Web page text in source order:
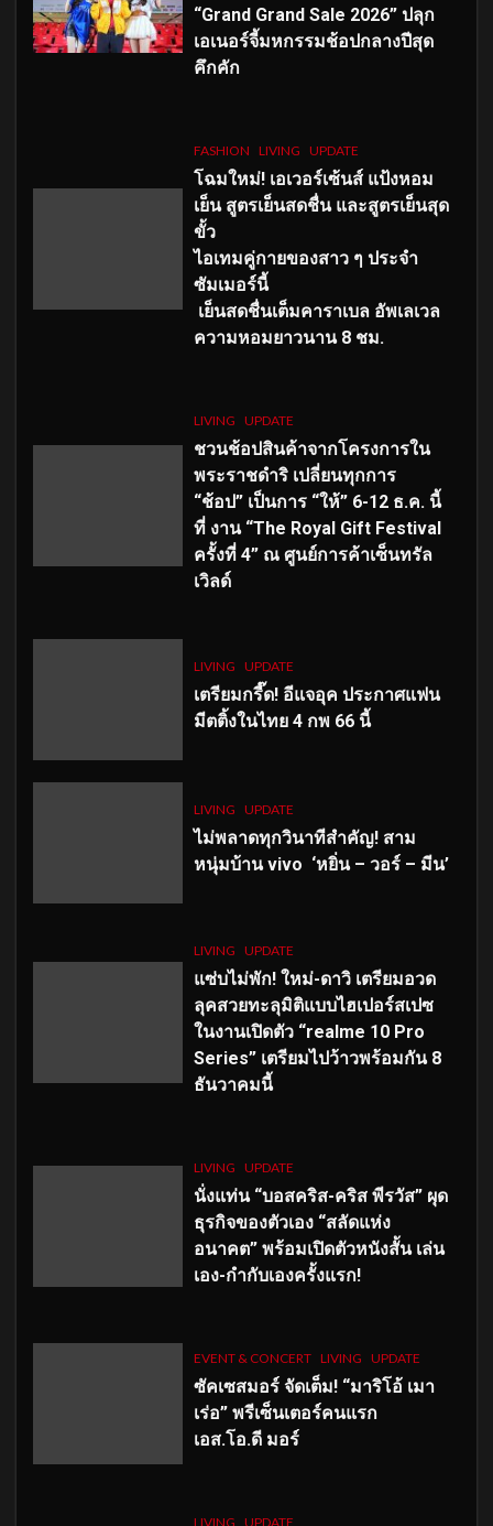
“Grand Grand Sale 2026” ปลุก
เอเนอร์จี้มหกรรมช้อปกลางปีสุด
คึกคัก
FASHION LIVING UPDATE
โฉมใหม่! เอเวอร์เซ้นส์ แป้งหอม
เย็น สูตรเย็นสดชื่น และสูตรเย็นสุด
ขั้ว
ไอเทมคู่กายของสาว ๆ ประจำ
ซัมเมอร์นี้
เย็นสดชื่นเต็มคาราเบล อัพเลเวล
ความหอมยาวนาน 8 ชม.
LIVING UPDATE
ชวนช้อปสินค้าจากโครงการใน
พระราชดำริ เปลี่ยนทุกการ
“ช้อป” เป็นการ “ให้” 6-12 ธ.ค. นี้
ที่ งาน “The Royal Gift Festival
ครั้งที่ 4” ณ ศูนย์การค้าเซ็นทรัล
เวิลด์
LIVING UPDATE
เตรียมกรี๊ด! อีแจอุค ประกาศแฟน
มีตติ้งในไทย 4 กพ 66 นี้
LIVING UPDATE
ไม่พลาดทุกวินาทีสำคัญ! สาม
หนุ่มบ้าน vivo ‘หยิ่น – วอร์ – มีน’
LIVING UPDATE
แซ่บไม่พัก! ใหม่-ดาวิ เตรียมอวด
ลุคสวยทะลุมิติแบบไฮเปอร์สเปซ
ในงานเปิดตัว “realme 10 Pro
Series” เตรียมไปว้าวพร้อมกัน 8
ธันวาคมนี้
LIVING UPDATE
นั่งแท่น “บอสคริส-คริส พีรวัส” ผุด
ธุรกิจของตัวเอง “สลัดแห่ง
อนาคต” พร้อมเปิดตัวหนังสั้น เล่น
เอง-กำกับเองครั้งแรก!
EVENT & CONCERT LIVING UPDATE
ซัคเซสมอร์ จัดเต็ม! “มาริโอ้ เมา
เร่อ” พรีเซ็นเตอร์คนแรก
เอส.โอ.ดี มอร์
LIVING UPDATE